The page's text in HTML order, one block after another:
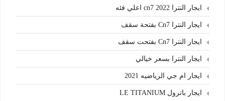
ايجار النترا cn7 2022 اعلي فئه
ايجار النترا Cn7 بفتحة سقف
ايجار النترا Cn7 بفتحت سقف
ايجار النترا بسعر خيالي
ايجار ام جي الرياضيه 2021
ايجار باترول LE TITANIUM